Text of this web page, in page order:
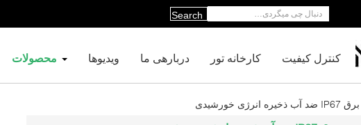
Search
محصولات ویدیوها دربارهی ما کارخانه تور کنترل کیفیت